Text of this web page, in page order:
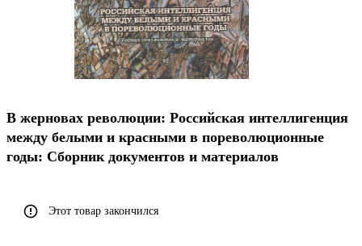
В жерновах революции: Российская интеллигенция
между белыми и красными в пореволюционные
годы: Сборник документов и материалов
Этот товар закончился